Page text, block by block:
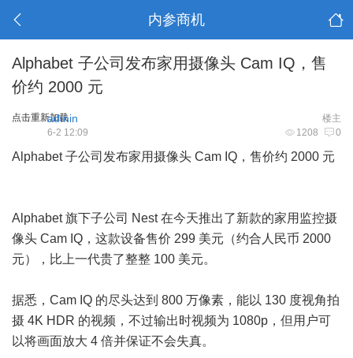
内参商机
Alphabet 子公司发布家用摄像头 Cam IQ，售
价约 2000 元
点击重新加载 楼主
admin
1208 0
6-2 12:09
Alphabet 子公司发布家用摄像头 Cam IQ，售价约 2000 元
Alphabet 旗下子公司 Nest 在今天推出了新款的家用监控摄
像头 Cam IQ，这款设备售价 299 美元（约合人民币 2000
元），比上一代贵了整整 100 美元。
据悉，Cam IQ 的尽头达到 800 万像素，能以 130 度视角拍
摄 4K HDR 的视频，不过输出时视频为 1080p，但用户可
以将画面放大 4 倍并保证不会失真。